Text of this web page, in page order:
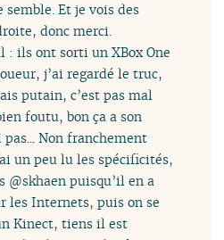
Et je vois des
donc merci.
: ils ont sorti un XBox One
j’ai regardé le truc,
putain, c’est pas mal
foutu, bon ça a son
Non franchement
un peu lu les spécificités,
@skhaen puisqu’il en a
les Internets, puis on se
Kinect, tiens il est